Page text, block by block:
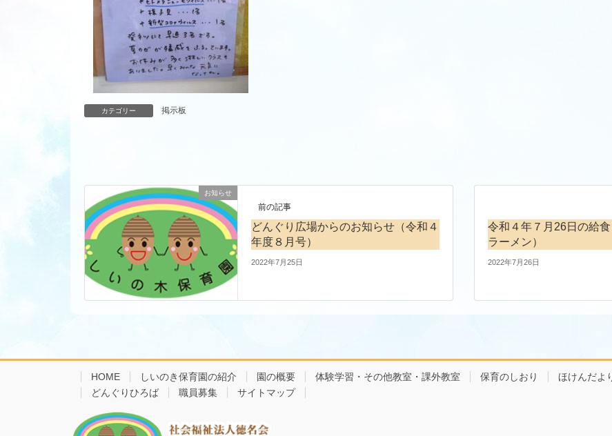
カテゴリー 掲示板
お知らせ
前の記事
どんぐり広場からのお知らせ（令和４
年度８月号）
2022年7月25日
令和４年７月26日の給
ラーメン）
2022年7月26日
HOME しいのき保育園の紹介 園の概要 体験学習・その他教室・課外教室 保育のしおり ほけんだよ
どんぐりひろば
職員募集 サイトマップ